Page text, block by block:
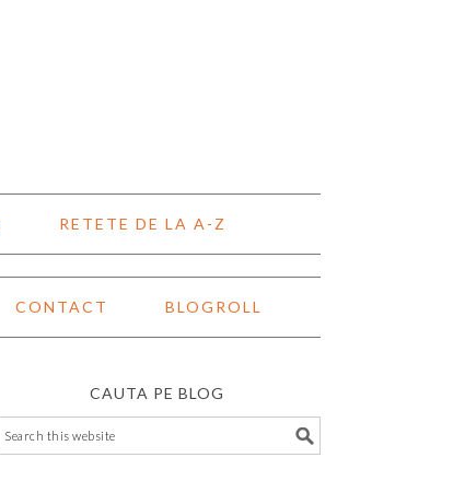
RETETE DE LA A-Z
CONTACT BLOGROLL
CAUTA PE BLOG